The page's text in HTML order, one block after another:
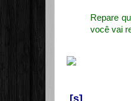
Repare
você vai
[s]